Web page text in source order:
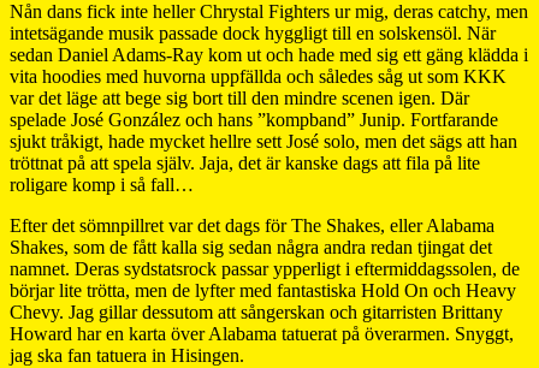
Nån dans fick inte heller Chrystal Fighters ur mig, deras catchy, men
intetsägande musik passade dock hyggligt till en solskensöl. När
sedan Daniel Adams-Ray kom ut och hade med sig ett gäng klädda i
vita hoodies med huvorna uppfällda och således såg ut som KKK
var det läge att bege sig bort till den mindre scenen igen. Där
spelade José González och hans ”kompband” Junip. Fortfarande
sjukt tråkigt, hade mycket hellre sett José solo, men det sägs att han
tröttnat på att spela själv. Jaja, det är kanske dags att fila på lite
roligare komp i så fall…
Efter det sömnpillret var det dags för The Shakes, eller Alabama
Shakes, som de fått kalla sig sedan några andra redan tjingat det
namnet. Deras sydstatsrock passar ypperligt i eftermiddagssolen, de
börjar lite trötta, men de lyfter med fantastiska Hold On och Heavy
Chevy. Jag gillar dessutom att sångerskan och gitarristen Brittany
Howard har en karta över Alabama tatuerat på överarmen. Snyggt,
jag ska fan tatuera in Hisingen.